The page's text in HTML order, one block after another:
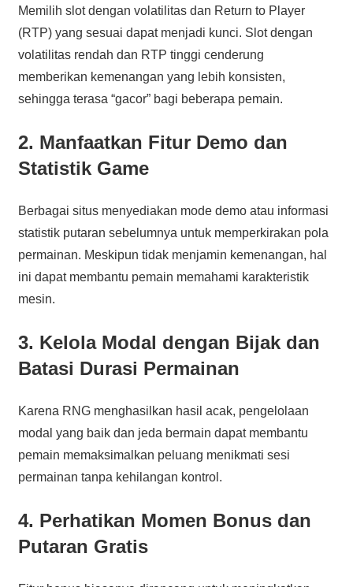
Memilih slot dengan volatilitas dan Return to Player
(RTP) yang sesuai dapat menjadi kunci. Slot dengan
volatilitas rendah dan RTP tinggi cenderung
memberikan kemenangan yang lebih konsisten,
sehingga terasa “gacor” bagi beberapa pemain.
2. Manfaatkan Fitur Demo dan
Statistik Game
Berbagai situs menyediakan mode demo atau informasi
statistik putaran sebelumnya untuk memperkirakan pola
permainan. Meskipun tidak menjamin kemenangan, hal
ini dapat membantu pemain memahami karakteristik
mesin.
3. Kelola Modal dengan Bijak dan
Batasi Durasi Permainan
Karena RNG menghasilkan hasil acak, pengelolaan
modal yang baik dan jeda bermain dapat membantu
pemain memaksimalkan peluang menikmati sesi
permainan tanpa kehilangan kontrol.
4. Perhatikan Momen Bonus dan
Putaran Gratis